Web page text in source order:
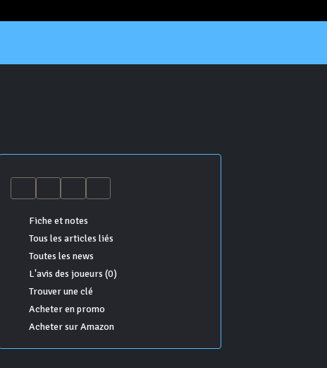
Fiche et notes
Tous les articles liés
Toutes les news
L'avis des joueurs (0)
Trouver une clé
Acheter en promo
Acheter sur Amazon